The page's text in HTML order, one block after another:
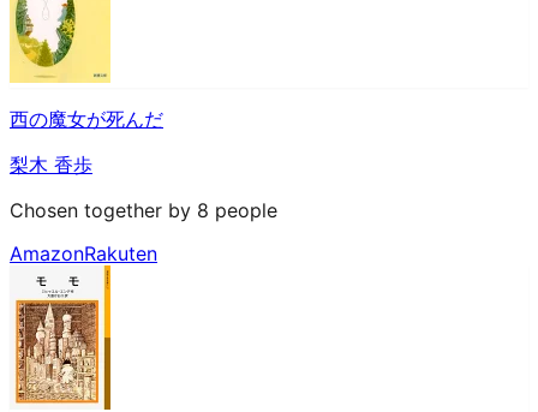
西の魔女が死んだ
梨木 香歩
Chosen together by 8 people
AmazonRakuten